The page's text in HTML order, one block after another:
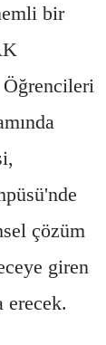
bir
çözüm
giren
erecek.